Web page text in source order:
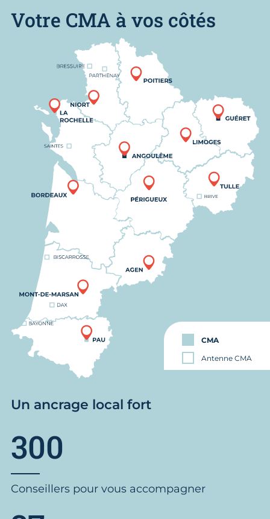
Votre CMA à vos côtés
CMA
Antenne CMA
Un ancrage local fort
300
Conseillers pour vous accompagner